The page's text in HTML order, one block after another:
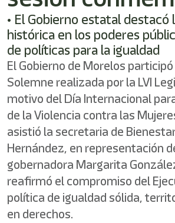
content.
• El Gobierno estatal destacó
histórica en los poderes
de políticas para la igualdad
El Gobierno de Morelos
Solemne realizada por la LVI
motivo del Día Internacional
de la Violencia contra las
asistió la secretaria de
Hernández, en representación
gobernadora Margarita
reafirmó el compromiso del
política de igualdad sólida,
en derechos.